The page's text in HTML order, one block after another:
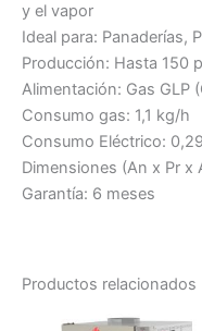
y el vapor
Ideal para: Panaderías,
Producción: Hasta 150
Alimentación: Gas GLP
Consumo gas: 1,1 kg/h
Consumo Eléctrico:
Dimensiones (An x Pr
Garantía: 6 meses
Productos relacionados